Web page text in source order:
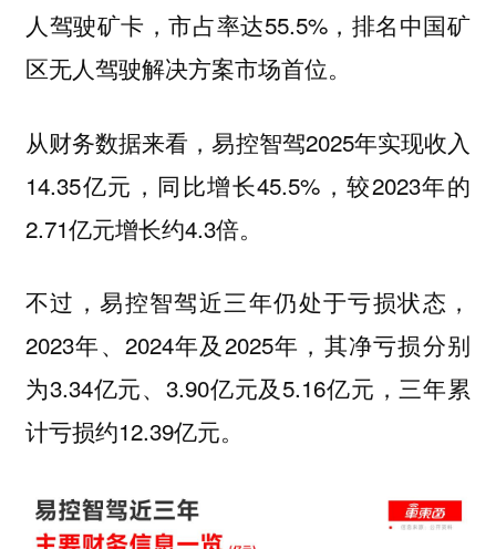
人驾驶矿卡，市占率达55.5%，排名中国矿
区无人驾驶解决方案市场首位。
从财务数据来看，易控智驾2025年实现收入
14.35亿元，同比增长45.5%，较2023年的
2.71亿元增长约4.3倍。
不过，易控智驾近三年仍处于亏损状态，
2023年、2024年及2025年，其净亏损分别
为3.34亿元、3.90亿元及5.16亿元，三年累
计亏损约12.39亿元。